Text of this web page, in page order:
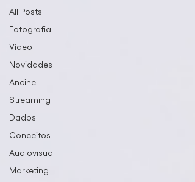
All Posts
Fotografia
Vídeo
Novidades
Ancine
Streaming
Dados
Conceitos
Audiovisual
Marketing